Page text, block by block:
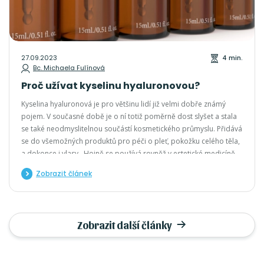
27.09.2023
Bc. Michaela Fulínová
4 min.
Proč užívat kyselinu hyaluronovou?
Kyselina hyaluronová je pro většinu lidí již velmi dobře známý
pojem. V současné době je o ní totiž poměrně dost slyšet a stala
se také neodmyslitelnou součástí kosmetického průmyslu. Přidává
se do všemožných produktů pro péči o pleť, pokožku celého těla,
a dokonce i vlasy. Hojně se používá rovněž v estetické medicíně,
kde se jí nejčetněji využívá pro výplň hlubších vrásek, zvýraznění
kontur či zvětšení rtů.
Zobrazit článek
Zobrazit další články